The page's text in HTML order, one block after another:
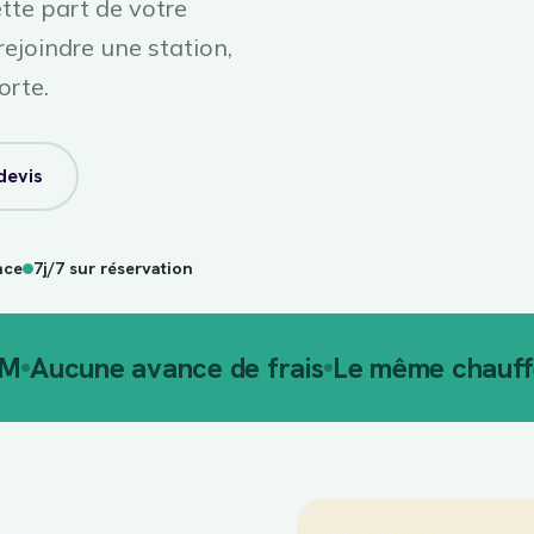
part de votre
une station,
7j/7 sur réservation
Aucune avance de frais Le même